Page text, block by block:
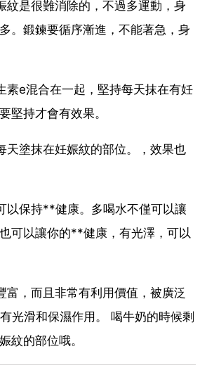
紋是很難消除的，不過多運動，身
。鍛鍊要循序漸進，不能著急，身
素e混合在一起，堅持每天抹在有妊
堅持才會有效果。
天塗抹在妊娠紋的部位。，效果也
以保持**健康。多喝水不僅可以讓
可以讓你的**健康，有光澤，可以
富，而且非常有利用價值，被廣泛
光滑和保濕作用。 喝牛奶的時候剩
紋的部位哦。